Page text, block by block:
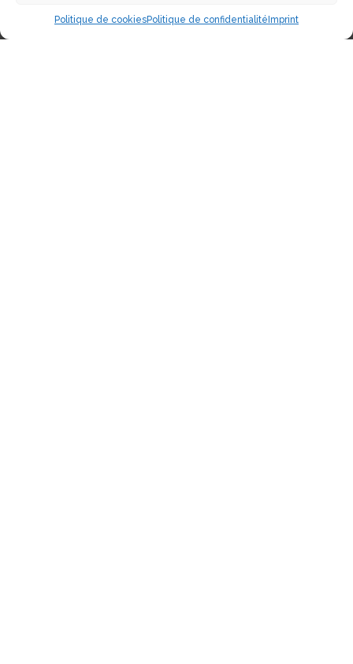
Politique de cookiesPolitique de confidentialité Imprint